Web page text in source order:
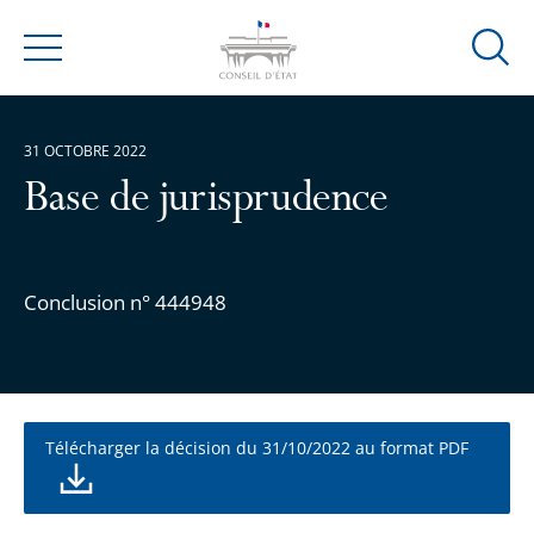
Menu
Ouvrir
Base de jurisprudence
Conclusion n° 444948
31 OCTOBRE 2022
Télécharger la décision du 31/10/2022 au format PDF